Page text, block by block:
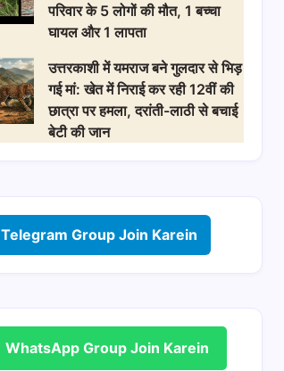
परिवार के 5 लोगों की मौत, 1 बच्चा
घायल और 1 लापता
उत्तरकाशी में यमराज बने गुलदार से भिड़
गई मां: खेत में निराई कर रही 12वीं की
छात्रा पर हमला, दरांती-लाठी से बचाई
बेटी की जान
Telegram Group Join Karein
WhatsApp Group Join Karein